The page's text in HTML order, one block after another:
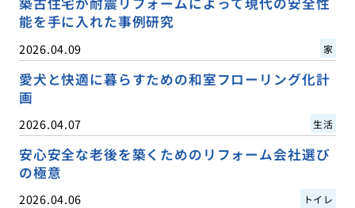
能を手に入れた事例研究
2026.04.09 家
愛犬と快適に暮らすための和室フローリング化計
画
2026.04.07 生活
安心安全な老後を築くためのリフォーム会社選び
の極意
2026.04.06 トイレ